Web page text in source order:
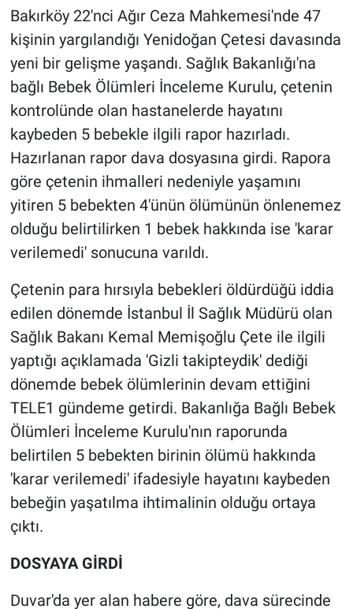
Bakırköy 22'nci Ağır Ceza Mahkemesi'nde 47
kişinin yargılandığı Yenidoğan Çetesi davasında
yeni bir gelişme yaşandı. Sağlık Bakanlığı'na
bağlı Bebek Ölümleri İnceleme Kurulu, çetenin
kontrolünde olan hastanelerde hayatını
kaybeden 5 bebekle ilgili rapor hazırladı.
Hazırlanan rapor dava dosyasına girdi. Rapora
göre çetenin ihmalleri nedeniyle yaşamını
yitiren 5 bebekten 4'ünün ölümünün önlenemez
olduğu belirtilirken 1 bebek hakkında ise 'karar
verilemedi' sonucuna varıldı.
Çetenin para hırsıyla bebekleri öldürdüğü iddia
edilen dönemde İstanbul İl Sağlık Müdürü olan
Sağlık Bakanı Kemal Memişoğlu Çete ile ilgili
yaptığı açıklamada 'Gizli takipteydik' dediği
dönemde bebek ölümlerinin devam ettiğini
TELE1 gündeme getirdi. Bakanlığa Bağlı Bebek
Ölümleri İnceleme Kurulu'nın raporunda
belirtilen 5 bebekten birinin ölümü hakkında
'karar verilemedi' ifadesiyle hayatını kaybeden
bebeğin yaşatılma ihtimalinin olduğu ortaya
çıktı.
DOSYAYA GİRDİ
Duvar'da yer alan habere göre, dava sürecinde
Kültür Sanat
Ne demişti
Nedir
Popüler
Programlar
Sağlık
Teknoloji
Türkiye'nin Geleceği
Yerel Gündem
Yerel Yaşam
Canlı Yayın